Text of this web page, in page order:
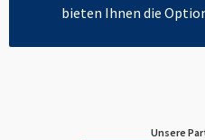
bieten Ihnen die
Unsere